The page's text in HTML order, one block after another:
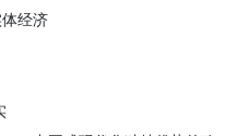
经济